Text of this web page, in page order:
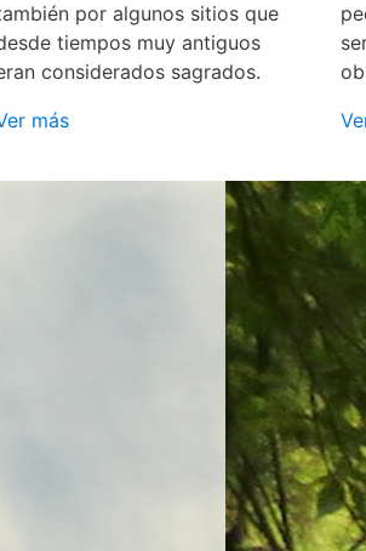
por algunos sitios que
tiempos muy antiguos
considerados sagrados.
más